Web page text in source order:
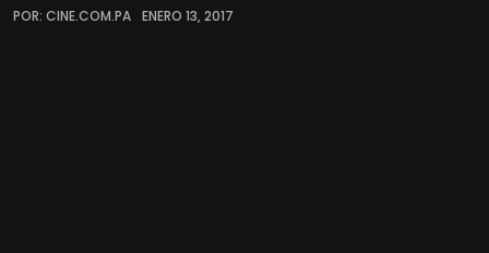
POR: CINE.COM.PA ENERO 13, 2017